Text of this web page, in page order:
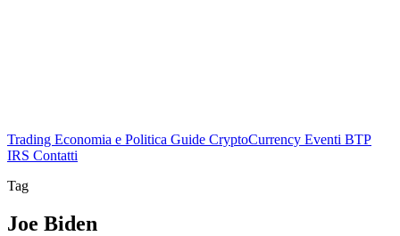
Trading Economia e Politica Guide CryptoCurrency Eventi BTP
IRS Contatti
Tag
Joe Biden